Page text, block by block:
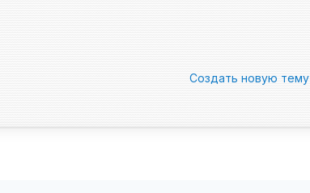
Создать новую тему